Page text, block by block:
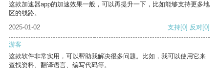
这款加速器app的加速效果一般，可以再提升一下，比如能够支持更多地
区的线路。
2025-01-02
支持[0] 反对[0]
游客
这款软件非常实用，可以帮助我解决很多问题。比如，我可以使用它来
查找资料、翻译语言、编写代码等。